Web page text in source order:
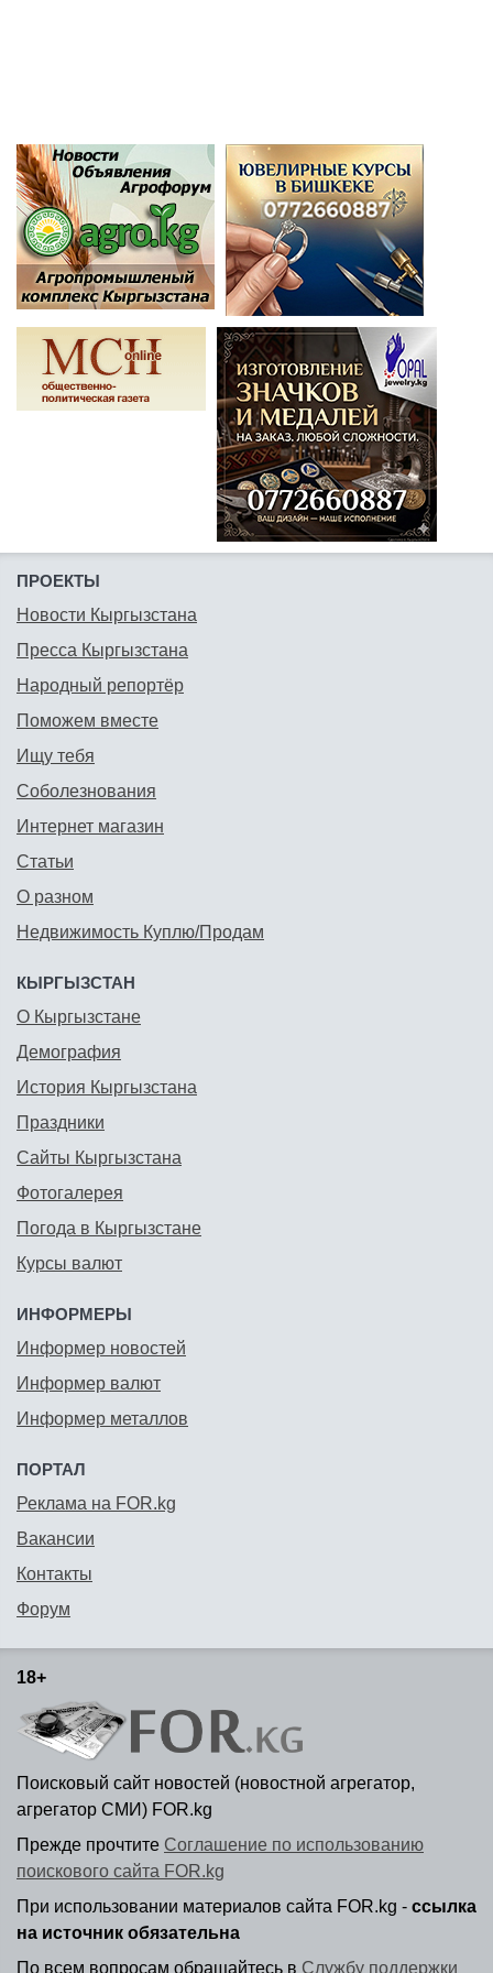
ПРОЕКТЫ
Новости Кыргызстана
Пресса Кыргызстана
Народный репортёр
Поможем вместе
Ищу тебя
Соболезнования
Интернет магазин
Статьи
О разном
Недвижимость Куплю/Продам
КЫРГЫЗСТАН
О Кыргызстане
Демография
История Кыргызстана
Праздники
Сайты Кыргызстана
Фотогалерея
Погода в Кыргызстане
Курсы валют
ИНФОРМЕРЫ
Информер новостей
Информер валют
Информер металлов
ПОРТАЛ
Реклама на FOR.kg
Вакансии
Контакты
Форум
18+
Поисковый сайт новостей (новостной агрегатор,
агрегатор СМИ) FOR.kg
Прежде прочтите Соглашение по использованию
поискового сайта FOR.kg
При использовании материалов сайта FOR.kg - ссылка
на источник обязательна
По всем вопросам обращайтесь в Службу поддержки